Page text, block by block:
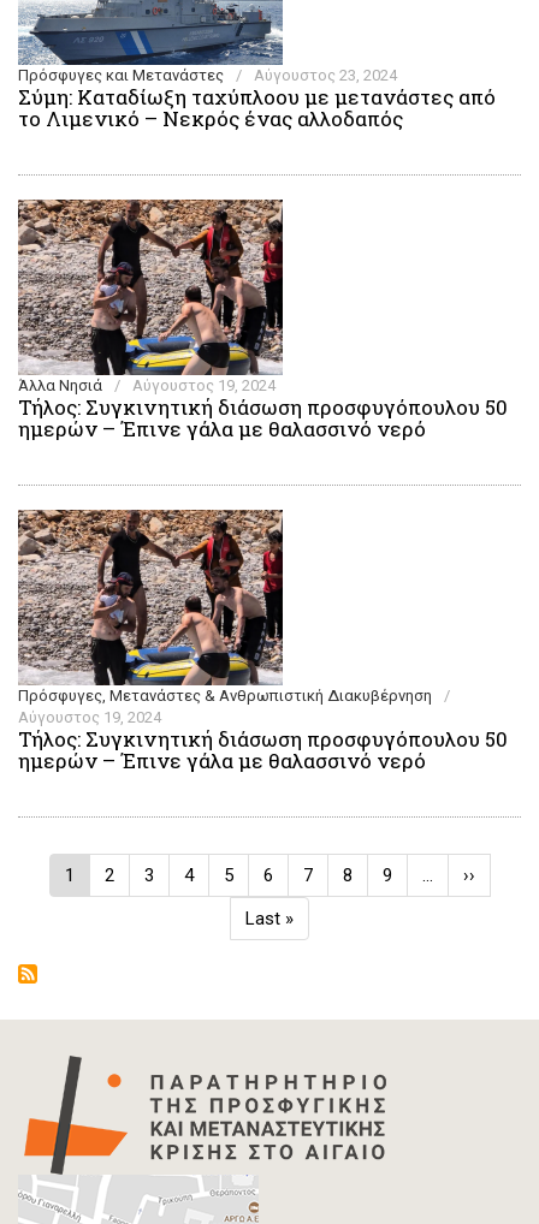
Πρόσφυγες και Μετανάστες / Αύγουστος 23, 2024
Σύμη: Καταδίωξη ταχύπλοου με μετανάστες από
το Λιμενικό – Νεκρός ένας αλλοδαπός
Άλλα Νησιά / Αύγουστος 19, 2024
Τήλος: Συγκινητική διάσωση προσφυγόπουλου 50
ημερών – Έπινε γάλα με θαλασσινό νερό
Πρόσφυγες, Μετανάστες & Ανθρωπιστική Διακυβέρνηση
/
Αύγουστος 19, 2024
Τήλος: Συγκινητική διάσωση προσφυγόπουλου 50
ημερών – Έπινε γάλα με θαλασσινό νερό
Σελιδοποίηση
Τρέχουσα
σελίδα
1 Σελίδα
2 Σελίδα
3 Σελίδα
4 Σελίδα
5 Σελίδα
6 Σελίδα
7 Σελίδα
8 Σελίδα
9 …
Next
page
››
Last
page
Last »